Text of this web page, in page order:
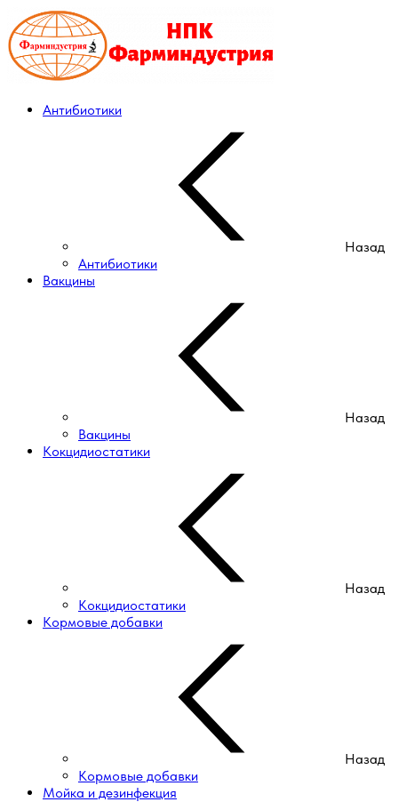
Антибиотики
Назад
Антибиотики
Вакцины
Назад
Вакцины
Кокцидиостатики
Назад
Кокцидиостатики
Кормовые добавки
Назад
Кормовые добавки
Мойка и дезинфекция